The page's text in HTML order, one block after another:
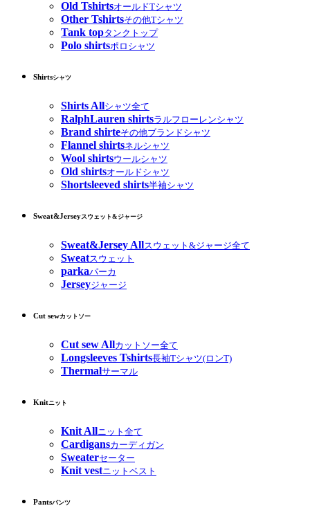
Old TshirtsオールドTシャツ
Other Tshirtsその他Tシャツ
Tank topタンクトップ
Polo shirtsポロシャツ
Shirtsシャツ
Shirts Allシャツ全て
RalphLauren shirtsラルフローレンシャツ
Brand shirteその他ブランドシャツ
Flannel shirtsネルシャツ
Wool shirtsウールシャツ
Old shirtsオールドシャツ
Shortsleeved shirts半袖シャツ
Sweat&Jerseyスウェット&ジャージ
Sweat&Jersey Allスウェット&ジャージ全て
Sweatスウェット
parkaパーカ
Jerseyジャージ
Cut sewカットソー
Cut sew Allカットソー全て
Longsleeves Tshirts長袖Tシャツ(ロンT)
Thermalサーマル
Knitニット
Knit Allニット全て
Cardigansカーディガン
Sweaterセーター
Knit vestニットベスト
Pantsパンツ